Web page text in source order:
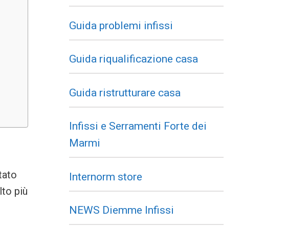
più
Guida problemi infissi
Guida riqualificazione casa
Guida ristrutturare casa
Infissi e Serramenti Forte dei
Marmi
Internorm store
NEWS Diemme Infissi